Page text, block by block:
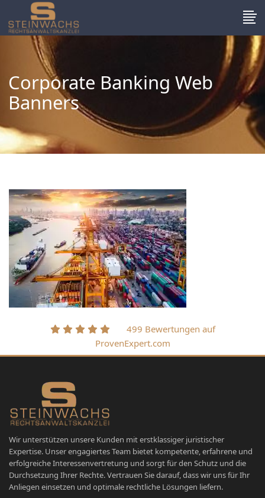
Corporate Banking Web
Banners
499 Bewertungen auf
ProvenExpert.com
Wir unterstützen unsere Kunden mit erstklassiger juristischer
Expertise. Unser engagiertes Team bietet kompetente, erfahrene und
erfolgreiche Interessenvertretung und sorgt für den Schutz und die
Durchsetzung Ihrer Rechte. Vertrauen Sie darauf, dass wir uns für Ihr
Anliegen einsetzen und optimale rechtliche Lösungen liefern.